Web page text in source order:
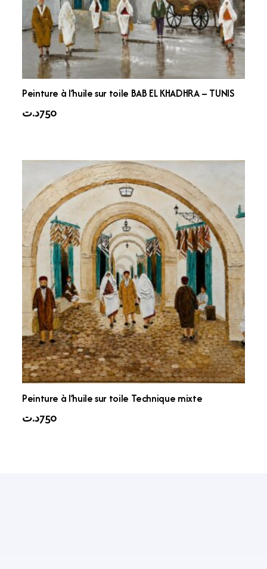
Peinture à l’huile sur toile BAB EL KHADHRA – TUNIS
750د.ت
Peinture à l’huile sur toile Technique mixte
750د.ت